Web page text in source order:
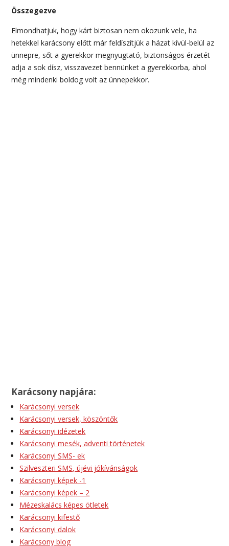
Összegezve
Elmondhatjuk, hogy kárt biztosan nem okozunk vele, ha
hetekkel karácsony előtt már feldíszítjük a házat kívül-belül az
ünnepre, sőt a gyerekkor megnyugtató, biztonságos érzetét
adja a sok dísz, visszavezet bennünket a gyerekkorba, ahol
még mindenki boldog volt az ünnepekkor.
Karácsony napjára:
Karácsonyi versek
Karácsonyi versek, köszöntők
Karácsonyi idézetek
Karácsonyi mesék, adventi történetek
Karácsonyi SMS- ek
Szilveszteri SMS, újévi jókívánságok
Karácsonyi képek -1
Karácsonyi képek – 2
Mézeskalács képes ötletek
Karácsonyi kifestő
Karácsonyi dalok
Karácsony blog